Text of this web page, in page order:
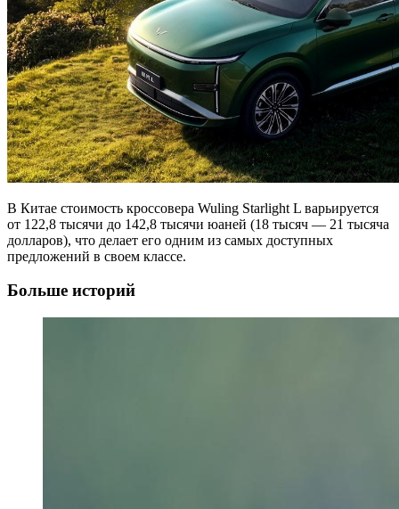
В Китае стоимость кроссовера Wuling Starlight L варьируется
от 122,8 тысячи до 142,8 тысячи юаней (18 тысяч — 21 тысяча
долларов), что делает его одним из самых доступных
предложений в своем классе.
Больше историй